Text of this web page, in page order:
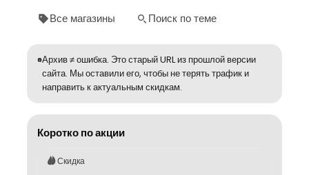
Все магазины Поиск по теме
Архив ≠ ошибка. Это старый URL из прошлой версии
сайта. Мы оставили его, чтобы не терять трафик и
направить к актуальным скидкам.
Коротко по акции
Скидка